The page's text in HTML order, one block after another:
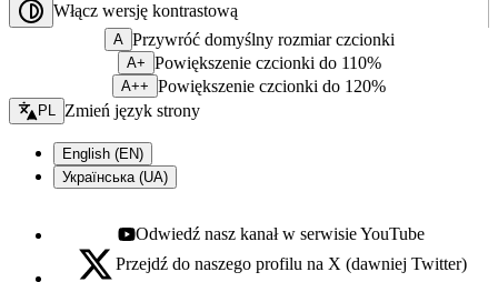
Włącz wersję kontrastową
A Przywróć domyślny rozmiar czcionki
A+ Powiększenie czcionki do 110%
A++ Powiększenie czcionki do 120%
Zmień język - bieżący:
PL Zmień język strony
English (EN)
Українська (UA)
Youtube - otwiera się w nowej karcie
Odwiedź nasz kanał w serwisie YouTube
X - otwiera się w nowej karcie
Przejdź do naszego profilu na X (dawniej Twitter)